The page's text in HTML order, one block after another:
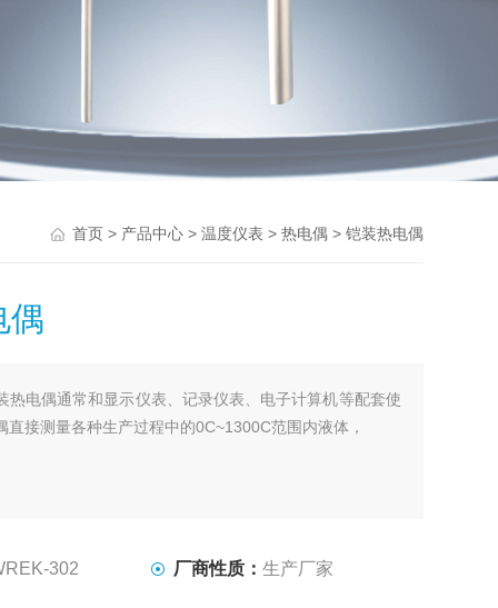
首页> 产品中心> 温度仪表 > 热电偶> 铠装热电偶
偶
热电偶通常和显示仪表、记录仪表、电子计算机等配套使
直接测量各种生产过程中的0C~1300C范围内液体，
302 厂商性质： 生产厂家